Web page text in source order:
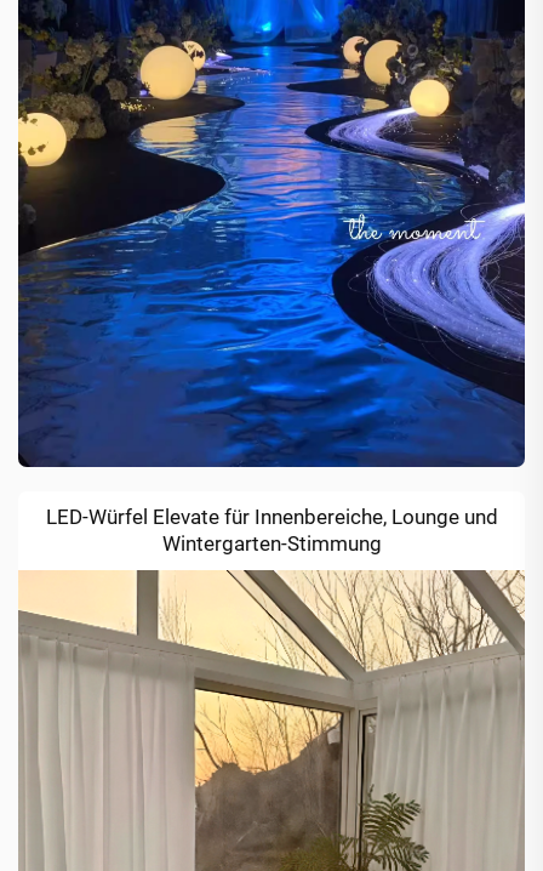
LED-Würfel Elevate für Innenbereiche, Lounge und
Wintergarten-Stimmung